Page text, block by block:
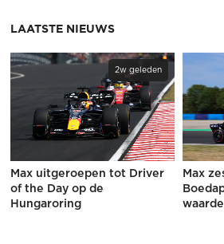
LAATSTE NIEUWS
2w geleden
Max uitgeroepen tot Driver
of the Day op de
Hungaroring
Max